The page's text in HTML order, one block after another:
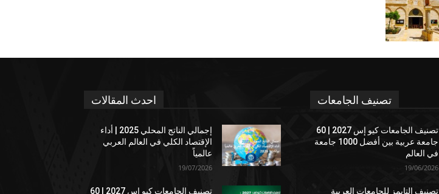
احدث المقالات
إجمالي الناتج المحلي 2025 | أداء
الإقتصاد الكلي في العالم العربي
عالمياً
19/07/2026
تصنيف الجامعات كيو إس 2027 | 60
تصنيف الجامعات
تصنيف الجامعات كيو إس 2027 | 60
جامعة عربية بين أفضل 1000 جامعة
في العالم
19/06/2026
تصنيف التايمز للجامعات العربية